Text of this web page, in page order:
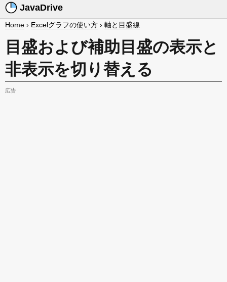
JavaDrive
Home › Excelグラフの使い方 › 軸と目盛線
目盛および補助目盛の表示と
非表示を切り替える
広告